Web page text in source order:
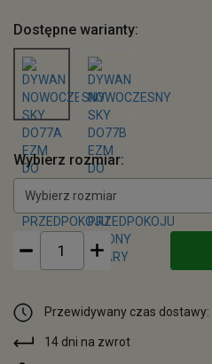
Dostępne warianty:
Wybierz rozmiar:
Wybierz rozmiar
Przewidywany czas dostawy:
14 dni na zwrot